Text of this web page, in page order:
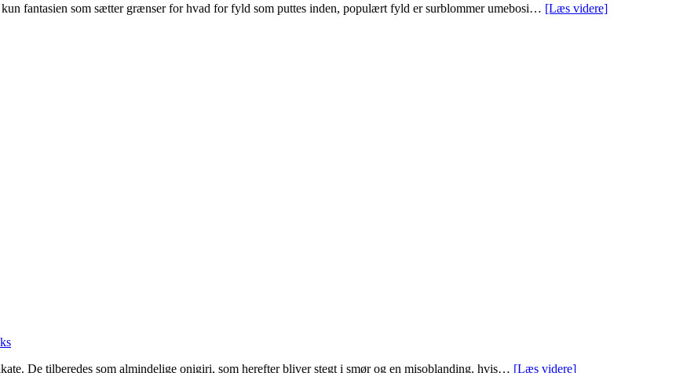
fantasien som sætter grænser for hvad for fyld som puttes inden, populært fyld er surblommer umebosi… [Læs videre]
De tilberedes som almindelige onigiri, som herefter bliver stegt i smør og en misoblanding. hvis… [Læs videre]